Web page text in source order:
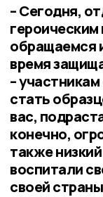
– Сегодня,
обращаемся
время
–
стать
вас,
конечно,
также
воспитали
своей